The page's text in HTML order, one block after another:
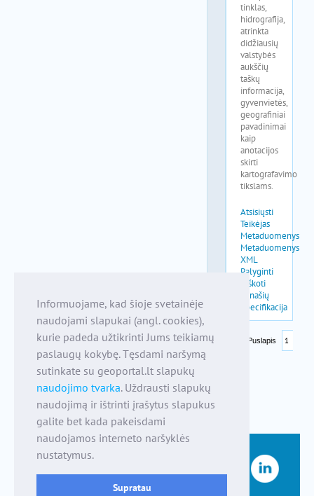
Informuojame, kad šioje svetainėje
naudojami slapukai (angl. cookies),
kurie padeda užtikrinti Jums teikiamų
paslaugų kokybę. Tęsdami naršymą
sutinkate su geoportal.lt slapukų
naudojimo tvarka. Uždrausti slapukų
naudojimą ir ištrinti įrašytus slapukus
galite bet kada pakeisdami
naudojamos interneto naršyklės
nustatymus.
Supratau